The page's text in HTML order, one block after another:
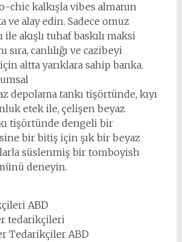
chic kalkışla vibes almanın
ve alay edin. Sadece omuz
ile akışlı tuhaf baskılı maksi
sıra, canlılığı ve cazibeyi
altta yarıklara sahip banka.
depolama tankı tişörtünde, kıyı
etek ile, çelişen beyaz
tişörtünde dengeli bir
bir bitiş için şık bir beyaz
süslenmiş bir tomboyish
deneyin.
ABD
tedarikçileri
Tedarikçiler ABD